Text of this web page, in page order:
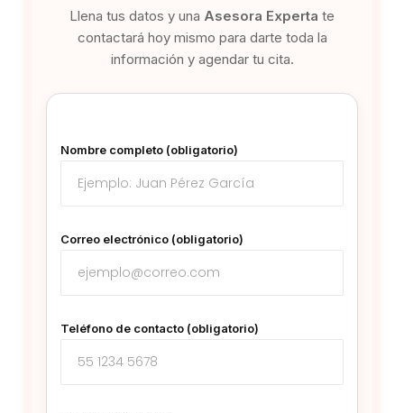
Llena tus datos y una Asesora Experta te
contactará hoy mismo para darte toda la
información y agendar tu cita.
Nombre completo (obligatorio)
Correo electrónico (obligatorio)
Teléfono de contacto (obligatorio)